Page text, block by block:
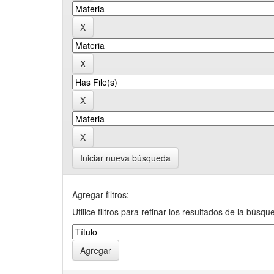
Iniciar nueva búsqueda
Agregar filtros:
Utilice filtros para refinar los resultados de la